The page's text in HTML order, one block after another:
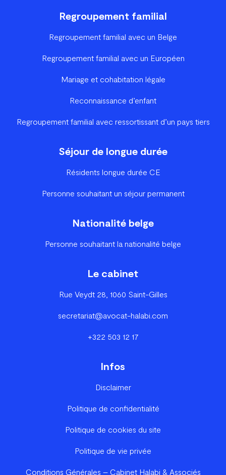
Regroupement familial
Regroupement familial avec un Belge
Regroupement familial avec un Européen
Mariage et cohabitation légale
Reconnaissance d’enfant
Regroupement familial avec ressortissant d’un pays tiers
Séjour de longue durée
Résidents longue durée CE
Personne souhaitant un séjour permanent
Nationalité belge
Personne souhaitant la nationalité belge
Le cabinet
Rue Veydt 28, 1060 Saint-Gilles
secretariat@avocat-halabi.com
+322 503 12 17
Infos
Disclaimer
Politique de confidentialité
Politique de cookies du site
Politique de vie privée
Conditions Générales – Cabinet Halabi & Associés